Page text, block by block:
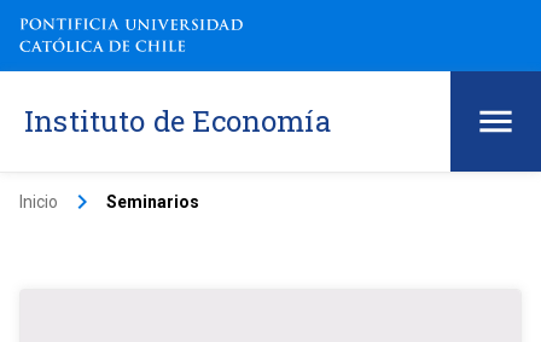
Instituto de Economía
Inicio keyboard_arrow_right Seminarios